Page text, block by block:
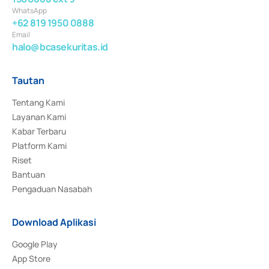
WhatsApp
+62 819 1950 0888
Email
halo@bcasekuritas.id
Tautan
Tentang Kami
Layanan Kami
Kabar Terbaru
Platform Kami
Riset
Bantuan
Pengaduan Nasabah
Download Aplikasi
Google Play
App Store